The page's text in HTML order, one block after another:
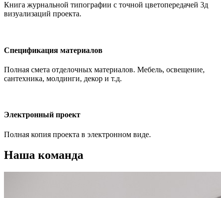
Книга журнальной типографии с точной цветопередачей 3д
визуализаций проекта.
Спецификация материалов
Полная смета отделочных материалов. Мебель, освещение,
сантехника, молдинги, декор и т.д.
Электронный проект
Полная копия проекта в электронном виде.
Наша команда